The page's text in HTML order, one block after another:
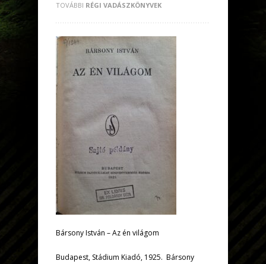
TOVÁBBI RÉGI VADÁSZKÖNYVEK
Bársony István – Az én világom
Budapest, Stádium Kiadó, 1925. Bársony